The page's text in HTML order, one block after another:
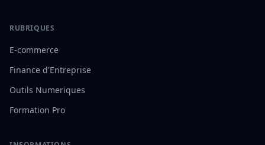
RUBRIQUES
E-commerce
Finance d'Entreprise
Outils Numeriques
Formation Pro